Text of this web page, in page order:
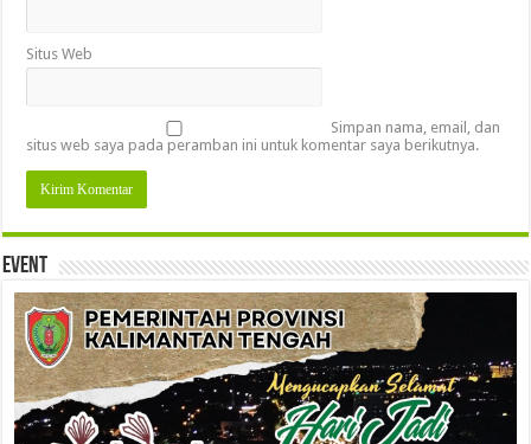
Situs Web
Simpan nama, email, dan
situs web saya pada peramban ini untuk komentar saya berikutnya.
Event